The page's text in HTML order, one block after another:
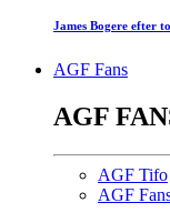
James Bogere efter
AGF Fans
AGF
AGF Tifo
AGF